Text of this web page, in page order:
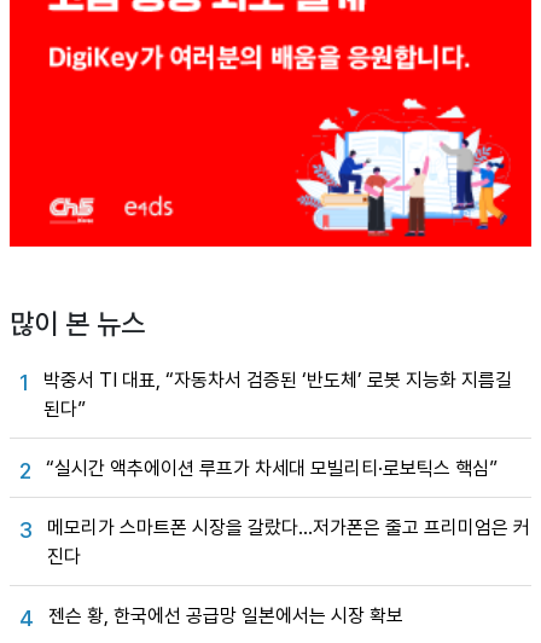
많이 본 뉴스
1
박중서 TI 대표, “자동차서 검증된 ‘반도체’ 로봇 지능화 지름길
된다”
2 “실시간 액추에이션 루프가 차세대 모빌리티·로보틱스 핵심”
3
메모리가 스마트폰 시장을 갈랐다…저가폰은 줄고 프리미엄은 커
진다
4 젠슨 황, 한국에선 공급망 일본에서는 시장 확보